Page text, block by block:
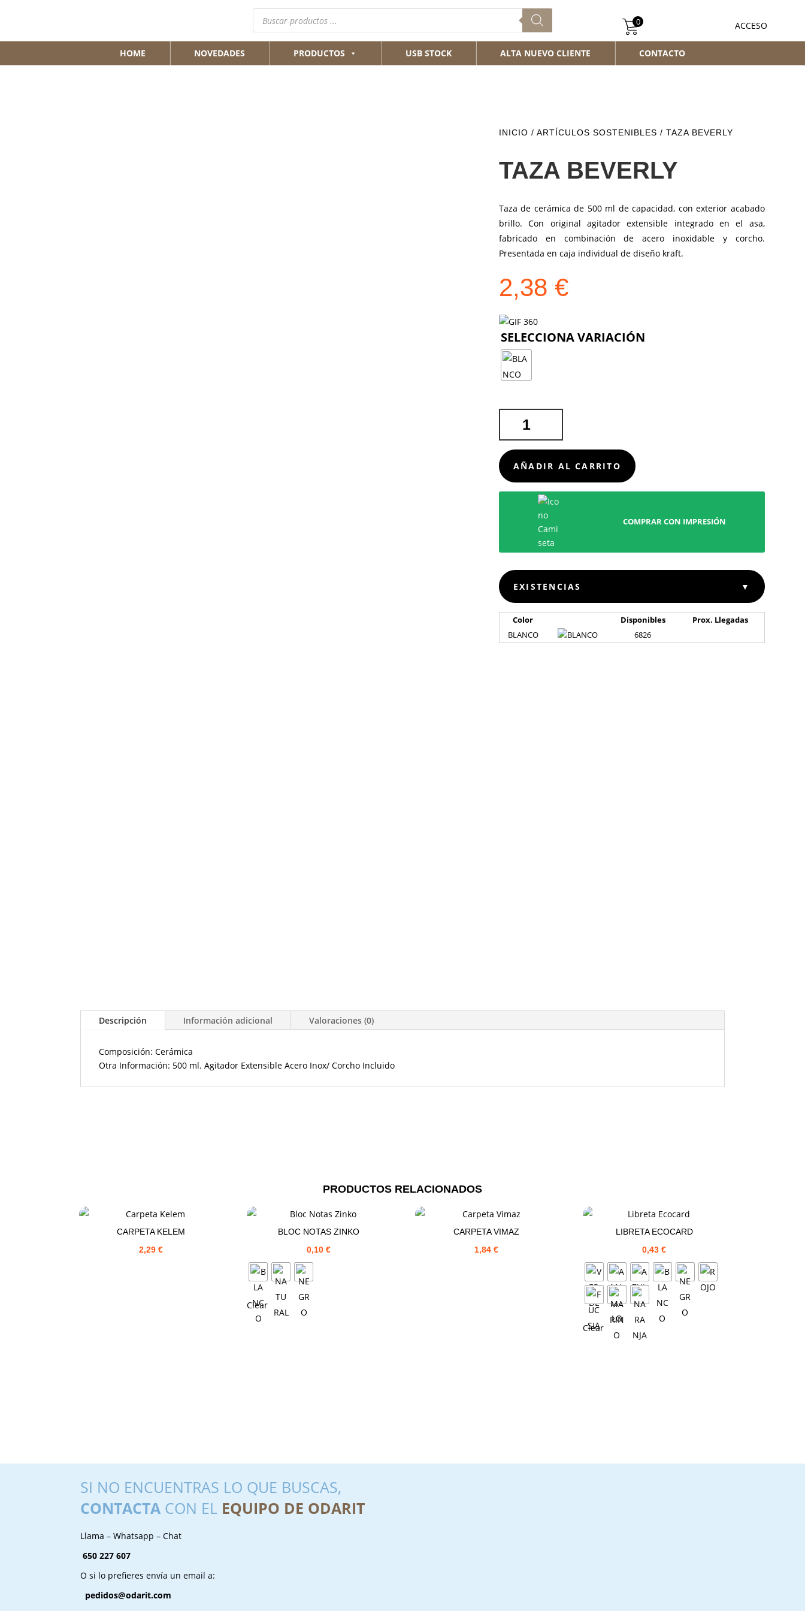
Búsqueda
productos ACCESO
0
HOME NOVEDADES PRODUCTOS USB STOCK ALTA NUEVO CLIENTE CONTACTO
INICIO / ARTÍCULOS SOSTENIBLES / TAZA BEVERLY
TAZA BEVERLY
Taza de cerámica de 500 ml de capacidad, con exterior acabado
brillo. Con original agitador extensible integrado en el asa,
fabricado en combinación de acero inoxidable y corcho.
Presentada en caja individual de diseño kraft.
2,38 €
BEVERLY
CANTIDAD
AÑADIR AL CARRITO
COMPRAR CON IMPRESIÓN
EXISTENCIAS ▼
Color Disponibles
Prox. Llegadas
BLANCO
6826
Descripción Información adicional Valoraciones (0)
Composición: Cerámica
Otra Información: 500 ml. Agitador Extensible Acero Inox/ Corcho Incluido
PRODUCTOS RELACIONADOS
CARPETA KELEM
2,29 €
BLOC NOTAS ZINKO
0,10 €
Clear
CARPETA VIMAZ
1,84€
LIBRETA ECOCARD
0,43€
Clear
SI NO ENCUENTRAS LO QUE BUSCAS,
CONTACTA CON EL EQUIPO DE ODARIT
Llama – Whatsapp – Chat
650 227 607
O si lo prefieres envía un email a:
pedidos@odarit.com